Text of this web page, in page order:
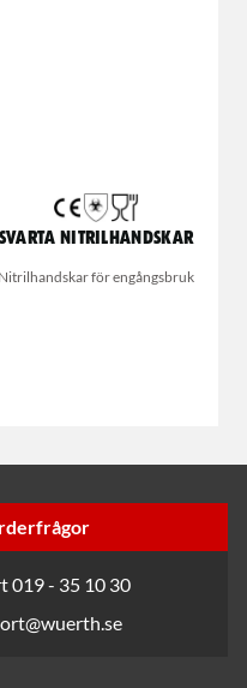
Svarta nitrilhandskar
Nitrilhandskar för engångsbruk
019 - 35 10 30